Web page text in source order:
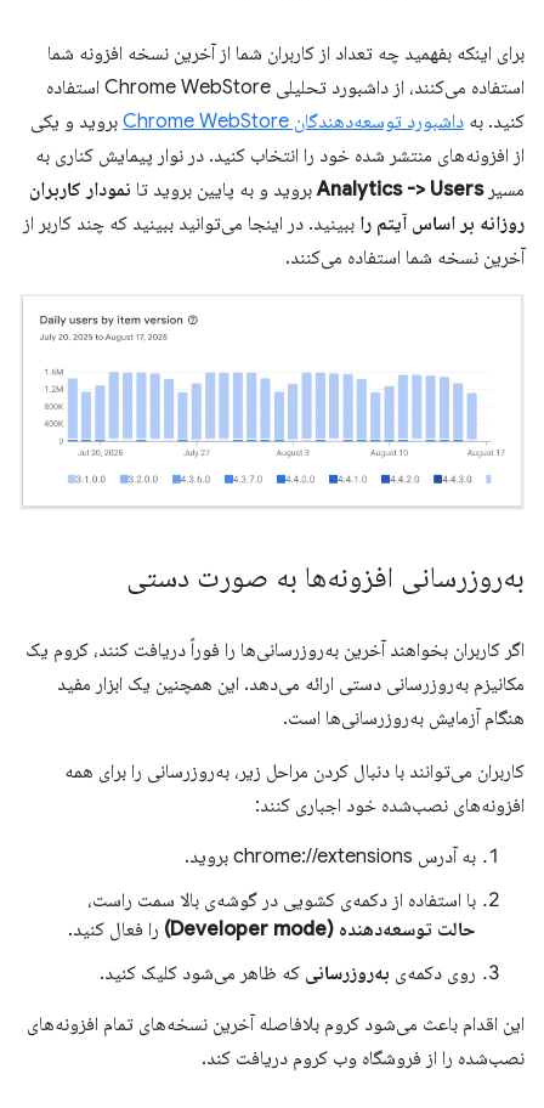
برای اینکه بفهمید چه تعداد از کاربران شما از آخرین نسخه افزونه شما
استفاده می‌کنند، از داشبورد تحلیلی Chrome WebStore استفاده
کنید. به داشبورد توسعه‌دهندگان Chrome WebStore
بروید و یکی
از افزونه‌های منتشر شده خود را انتخاب کنید. در نوار پیمایش کناری به
مسیرAnalytics -> Usersبروید و به پایین بروید تا نمودار کاربران
روزانه بر اساس آیتم را ببینید. در اینجا می‌توانید ببینید که چند کاربر از
آخرین نسخه شما استفاده می‌کنند.
به‌روزرسانی افزونه‌ها به صورت دستی
اگر کاربران بخواهند آخرین به‌روزرسانی‌ها را فوراً دریافت کنند، کروم یک
مکانیزم به‌روزرسانی دستی ارائه می‌دهد. این همچنین یک ابزار مفید
هنگام آزمایش به‌روزرسانی‌ها است.
کاربران می‌توانند با دنبال کردن مراحل زیر، به‌روزرسانی را برای همه
افزونه‌های نصب‌شده خود اجباری کنند:
به آدرس chrome://extensions بروید.
با استفاده از دکمه‌ی کشویی در گوشه‌ی بالا سمت راست،
حالت توسعه‌دهنده (Developer mode)
را فعال کنید.
روی دکمه‌ی به‌روزرسانی که ظاهر می‌شود کلیک کنید.
این اقدام باعث می‌شود کروم بلافاصله آخرین نسخه‌های تمام افزونه‌های
نصب‌شده را از فروشگاه وب کروم دریافت کند.